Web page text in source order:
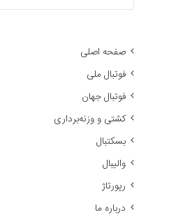
صفحه اصلی
فوتبال ملی
فوتبال جهان
کشتی و وزنه‌برداری
بسکتبال
والیبال
رپورتاژ
درباره ما